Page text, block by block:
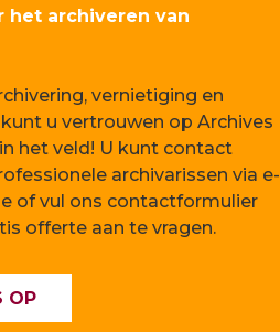
het archiveren van
vernietiging en
u vertrouwen op Archives
het veld! U kunt contact
archivarissen via e-
of vul ons contactformulier
offerte aan te vragen.
OP